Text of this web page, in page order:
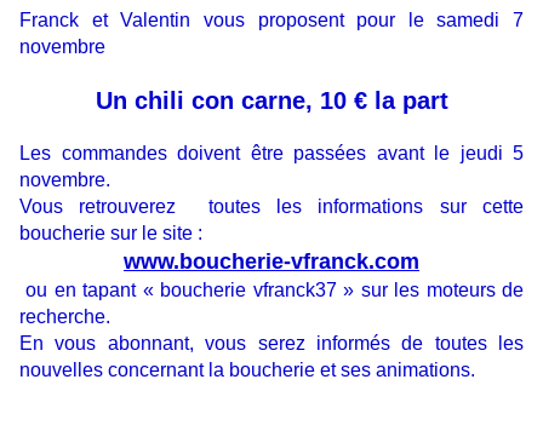
Franck et Valentin vous proposent pour le samedi 7
novembre
Un chili con carne, 10 € la part
Les commandes doivent être passées avant le jeudi 5
novembre.
Vous retrouverez toutes les informations sur cette
boucherie sur le site :
www.boucherie-vfranck.com
ou en tapant « boucherie vfranck37 » sur les moteurs de
recherche.
En vous abonnant, vous serez informés de toutes les
nouvelles concernant la boucherie et ses animations.